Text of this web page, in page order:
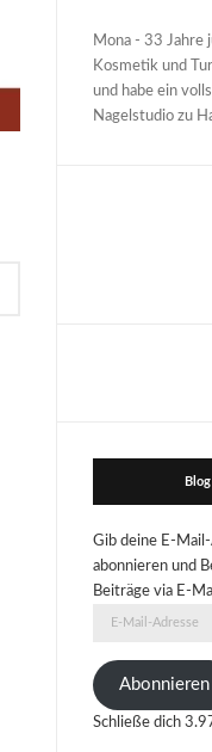
Mona - 33 Jahre
Kosmetik und
und habe ein
Nagelstudio zu
Gib deine E-
abonnieren und
Beiträge via E-
Adresse
Abonnieren
Schließe dich